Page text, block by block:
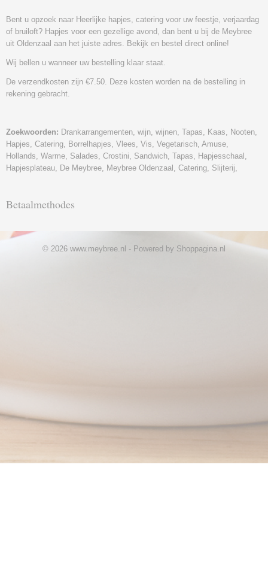
Bent u opzoek naar Heerlijke hapjes, catering voor uw feestje, verjaardag
of bruiloft? Hapjes voor een gezellige avond, dan bent u bij de Meybree
uit Oldenzaal aan het juiste adres. Bekijk en bestel direct online!
Wij bellen u wanneer uw bestelling klaar staat.
De verzendkosten zijn €7.50. Deze kosten worden na de bestelling in
rekening gebracht.
Zoekwoorden: Drankarrangementen, wijn, wijnen, Tapas, Kaas, Nooten,
Hapjes, Catering, Borrelhapjes, Vlees, Vis, Vegetarisch, Amuse,
Hollands, Warme, Salades, Crostini, Sandwich, Tapas, Hapjesschaal,
Hapjesplateau, De Meybree, Meybree Oldenzaal, Catering, Slijterij,
Betaalmethodes
© 2026 www.meybree.nl - Powered by Shoppagina.nl